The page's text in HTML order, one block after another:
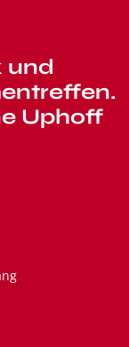
und
Uphoff